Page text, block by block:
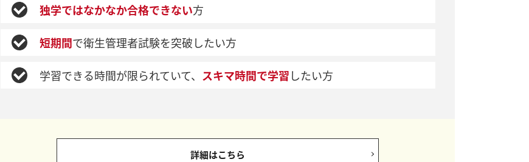
独学ではなかなか合格できない方
短期間で衛生管理者試験を突破したい方
学習できる時間が限られていて、 スキマ時間で学習したい方
詳細はこちら